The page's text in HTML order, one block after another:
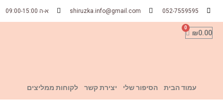
052-7559595
shiruzka.info@gmail.com א-ה 09:00-15:00
₪0.00
עמוד הבית הסיפור שלי יצירת קשר לקוחות ממליצים